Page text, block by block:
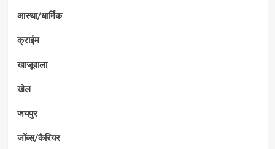
आस्था/धार्मिक
क्राईम
खाजूवाला
खेल
जयपुर
जॉब्स/कैरियर